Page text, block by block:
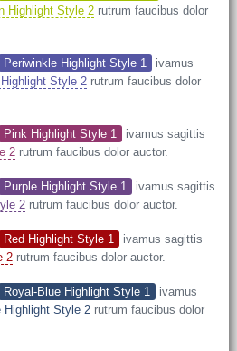
Highlight Style 2rutrum faucibus dolor
Periwinkle Highlight Style 1
ivamus
Style 2rutrum faucibus dolor
Pink Highlight Style 1
ivamus sagittis
2rutrum faucibus dolor auctor.
Purple Highlight Style 1
ivamus sagittis
2rutrum faucibus dolor auctor.
Red Highlight Style 1
ivamus sagittis
2rutrum faucibus dolor auctor.
Royal-Blue Highlight Style 1
ivamus
Highlight Style 2rutrum faucibus dolor